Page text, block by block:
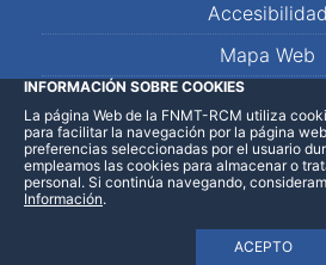
Accesibilidad
Mapa Web
LinkedInFacebookWhatsApp
INFORMACIÓN SOBRE COOKIES
La página Web de la FNMT-RCM utiliza
para facilitar la navegación por la página
preferencias seleccionadas por el usuario
empleamos las cookies para almacenar o
personal. Si continúa navegando,
ACEPTO
Información.